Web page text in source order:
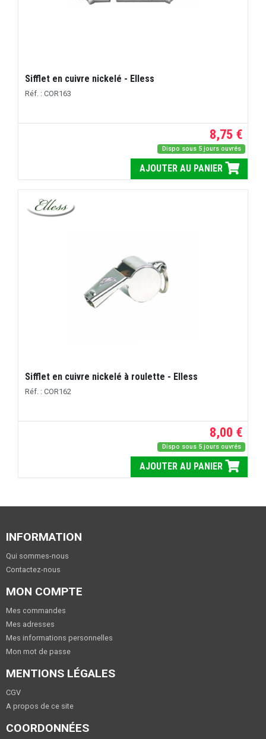
Sifflet en cuivre nickelé - Elless
Réf. : COR163
8,75 €
Dispo sous 5 jours ouvrés
AJOUTER AU PANIER
Sifflet en cuivre nickelé à roulette - Elless
Réf. : COR162
8,00 €
Dispo sous 5 jours ouvrés
AJOUTER AU PANIER
INFORMATION
Qui sommes-nous
Contactez-nous
MON COMPTE
Mes commandes
Mes adresses
Mes informations personnelles
Mon mot de passe
MENTIONS LÉGALES
CGV
A propos de ce site
COORDONNÉES